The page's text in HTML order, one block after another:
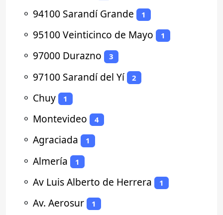
⚬ 94100 Sarandí Grande 1
⚬ 95100 Veinticinco de Mayo 1
⚬ 97000 Durazno 3
⚬ 97100 Sarandí del Yí 2
⚬ Chuy 1
⚬ Montevideo 4
⚬ Agraciada 1
⚬ Almería 1
⚬ Av Luis Alberto de Herrera 1
⚬ Av. Aerosur 1